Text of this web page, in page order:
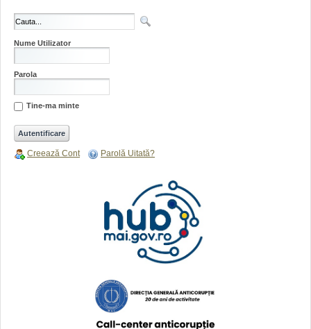
Nume Utilizator
Parola
Tine-ma minte
Creează Cont Parolă Uitată?